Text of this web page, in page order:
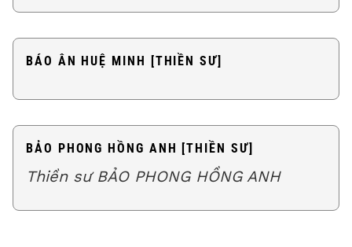
BÁO ÂN HUỆ MINH [THIỀN SƯ]
BẢO PHONG HỒNG ANH [THIỀN SƯ]
Thiền sư BẢO PHONG HỒNG ANH